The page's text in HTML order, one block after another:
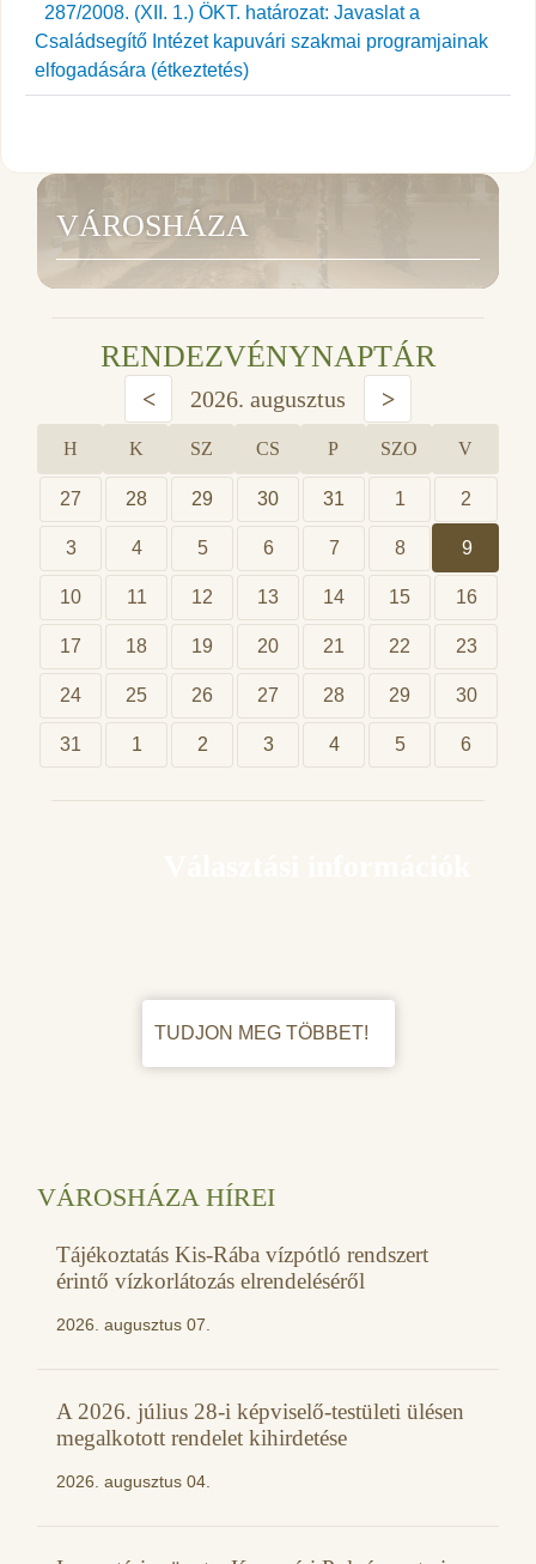
287/2008. (XII. 1.) ÖKT. határozat: Javaslat a
Családsegítő Intézet kapuvári szakmai programjainak
elfogadására (étkeztetés)
VÁROSHÁZA
RENDEZVÉNYNAPTÁR
< 2026. augusztus >
H K SZ CS P SZO V
27 28 29 30 31 1 2
3 4 5 6 7 8 9
10 11 12 13 14 15 16
17 18 19 20 21 22 23
24 25 26 27 28 29 30
31 1 2 3 4 5 6
TUDJON MEG TÖBBET!
VÁROSHÁZA HÍREI
Tájékoztatás Kis-Rába vízpótló rendszert
érintő vízkorlátozás elrendeléséről
2026. augusztus 07.
A 2026. július 28-i képviselő-testületi ülésen
megalkotott rendelet kihirdetése
2026. augusztus 04.